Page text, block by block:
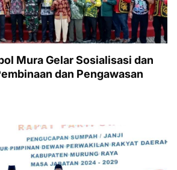
Mura Gelar Sosialisasi dan
dan Pengawasan